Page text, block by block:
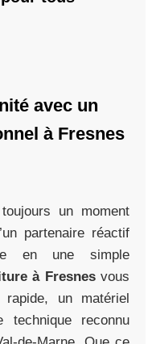
avec un
à Fresnes
un moment
partenaire réactif
en une simple
à Fresnesvous
un matériel
technique reconnu